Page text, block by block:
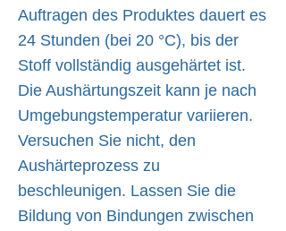
Auftragen des Produktes dauert es
24 Stunden (bei 20 °C), bis der
Stoff vollständig ausgehärtet ist.
Die Aushärtungszeit kann je nach
Umgebungstemperatur variieren.
Versuchen Sie nicht, den
Aushärteprozess zu
beschleunigen. Lassen Sie die
Bildung von Bindungen zwischen